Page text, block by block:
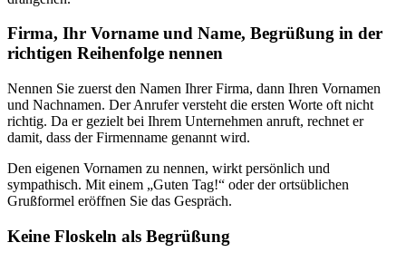
Firma, Ihr Vorname und Name, Begrüßung in der
richtigen Reihenfolge nennen
Nennen Sie zuerst den Namen Ihrer Firma, dann Ihren Vornamen
und Nachnamen. Der Anrufer versteht die ersten Worte oft nicht
richtig. Da er gezielt bei Ihrem Unternehmen anruft, rechnet er
damit, dass der Firmenname genannt wird.
Den eigenen Vornamen zu nennen, wirkt persönlich und
sympathisch. Mit einem „Guten Tag!“ oder der ortsüblichen
Grußformel eröffnen Sie das Gespräch.
Keine Floskeln als Begrüßung